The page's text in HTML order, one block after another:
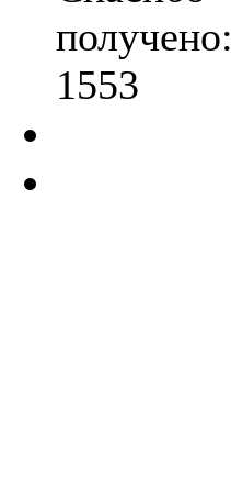
получено:
1553